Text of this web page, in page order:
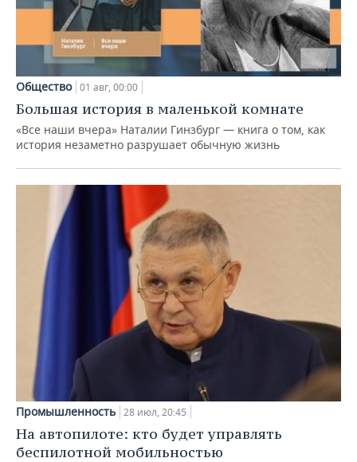
Общество 01 авг, 00:00
Большая история в маленькой комнате
«Все наши вчера» Наталии Гинзбург — книга о том, как
история незаметно разрушает обычную жизнь
Промышленность 28 июл, 20:45
На автопилоте: кто будет управлять
беспилотной мобильностью